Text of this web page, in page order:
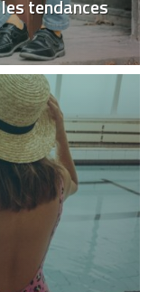
tendances